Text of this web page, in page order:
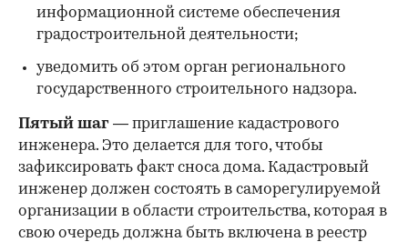
информационной системе обеспечения
градостроительной деятельности;
уведомить об этом орган регионального
государственного строительного надзора.
Пятый шаг — приглашение кадастрового
инженера. Это делается для того, чтобы
зафиксировать факт сноса дома. Кадастровый
инженер должен состоять в саморегулируемой
организации в области строительства, которая в
свою очередь должна быть включена в реестр